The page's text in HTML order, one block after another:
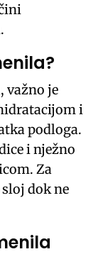
važno je
i
podloga.
i nježno
Za
dok ne